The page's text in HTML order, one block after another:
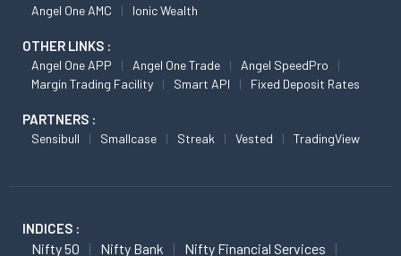
Angel One AMC Ionic Wealth
OTHER LINKS :
Angel One APP Angel One Trade
Angel SpeedPro
Margin Trading Facility
Smart API Fixed Deposit Rates
PARTNERS :
Sensibull Smallcase Streak Vested TradingView
INDICES :
Nifty 50 Nifty Bank
Nifty Financial Services